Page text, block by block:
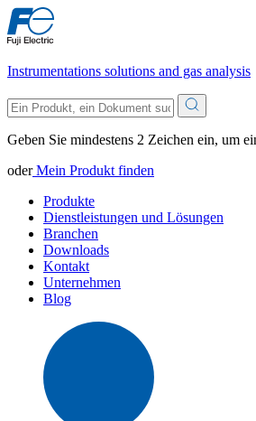
Instrumentations solutions and gas analysis
Geben Sie mindestens 2 Zeichen ein, um
oderMein Produkt finden
Produkte
Dienstleistungen und Lösungen
Branchen
Downloads
Kontakt
Unternehmen
Blog